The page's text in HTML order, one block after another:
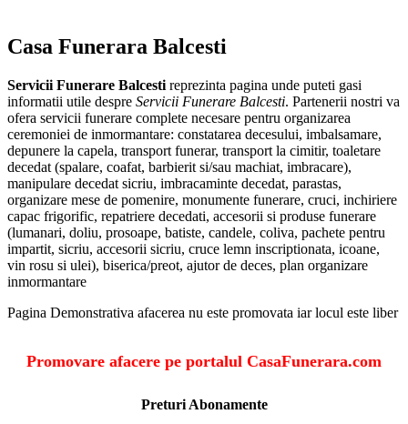
Casa Funerara Balcesti
Servicii Funerare Balcesti reprezinta pagina unde puteti gasi
informatii utile despre Servicii Funerare Balcesti. Partenerii nostri va
ofera servicii funerare complete necesare pentru organizarea
ceremoniei de inmormantare: constatarea decesului, imbalsamare,
depunere la capela, transport funerar, transport la cimitir, toaletare
decedat (spalare, coafat, barbierit si/sau machiat, imbracare),
manipulare decedat sicriu, imbracaminte decedat, parastas,
organizare mese de pomenire, monumente funerare, cruci, inchiriere
capac frigorific, repatriere decedati, accesorii si produse funerare
(lumanari, doliu, prosoape, batiste, candele, coliva, pachete pentru
impartit, sicriu, accesorii sicriu, cruce lemn inscriptionata, icoane,
vin rosu si ulei), biserica/preot, ajutor de deces, plan organizare
inmormantare
Pagina Demonstrativa afacerea nu este promovata iar locul este liber
Promovare afacere pe portalul CasaFunerara.com
Preturi Abonamente